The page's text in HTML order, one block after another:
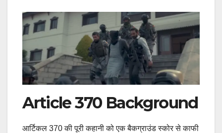
Article 370 Background
आर्टिकल 370 की पूरी कहानी को एक बैकग्राउंड स्कोर से काफी